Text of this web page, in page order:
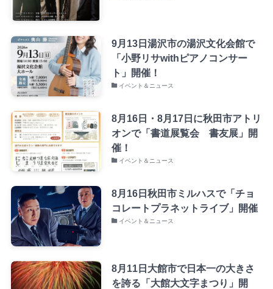
9月13日湯沢市の湯沢文化会館で
「小野リサwithピアノコンサー
ト」開催！
イベント＆ニュース
8月16日・8月17日に秋田市アトリ
オンで「書道展覧会 書友展」開
催！
イベント＆ニュース
8月16日秋田市ミルハスで「チョ
コレートプラネットライブ」開催
イベント＆ニュース
8月11日大館市で日本一の大きさ
を誇る「大館大文字まつり」開